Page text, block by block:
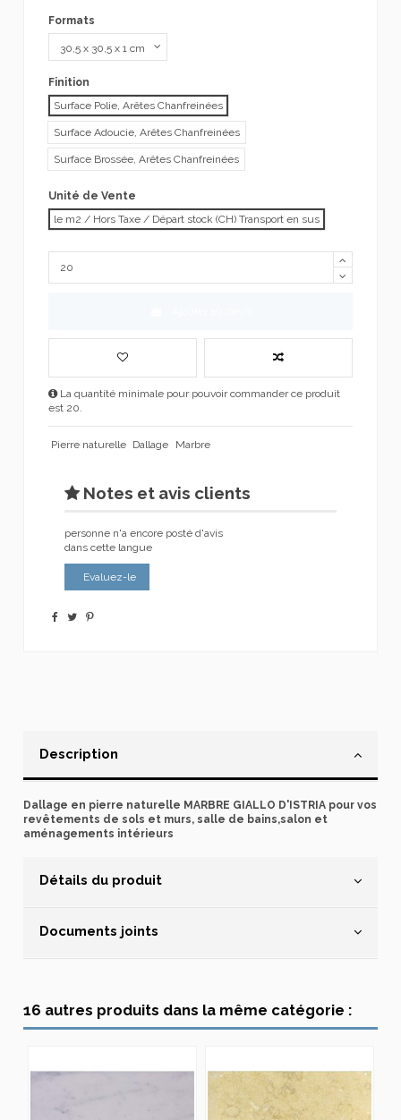
Formats
Finition
Surface Polie, Arêtes Chanfreinées
Surface Adoucie, Arêtes Chanfreinées
Surface Brossée, Arêtes Chanfreinées
Unité de Vente
le m2 / Hors Taxe / Départ stock (CH) Transport en sus
La quantité minimale pour pouvoir commander ce produit
est 20.
Pierre naturelle Dallage Marbre
Notes et avis clients
personne n'a encore posté d'avis
dans cette langue
Evaluez-le
Description
Dallage en pierre naturelle MARBRE GIALLO D'ISTRIA pour vos
revêtements de sols et murs, salle de bains,salon et
aménagements intérieurs
Détails du produit
Documents joints
16 autres produits dans la même catégorie :